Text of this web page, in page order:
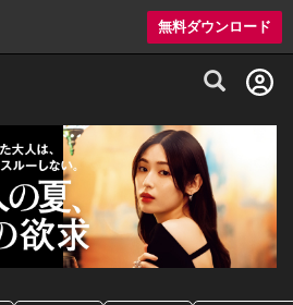
無料ダウンロード
グルメ情報・プレミアムレストラン予約